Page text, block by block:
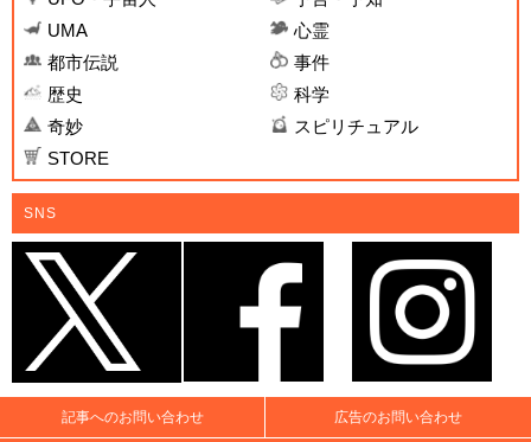
UMA
心霊
都市伝説
事件
歴史
科学
奇妙
スピリチュアル
STORE
SNS
記事へのお問い合わせ 広告のお問い合わせ